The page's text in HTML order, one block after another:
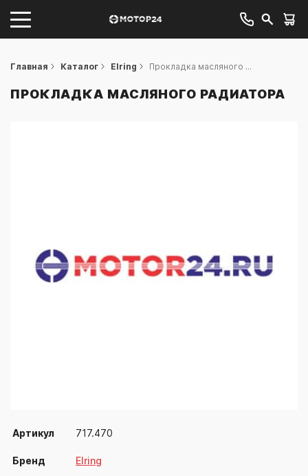
Главная Каталог Elring Прокладка масляного ...
ПРОКЛАДКА МАСЛЯНОГО РАДИАТОРА
Артикул 717.470
Бренд Elring